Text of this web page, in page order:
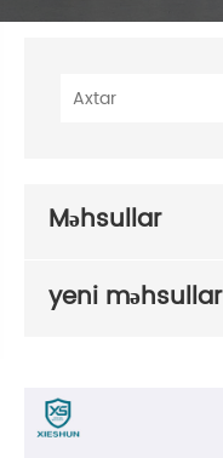
Məhsullar
yeni məhsullar